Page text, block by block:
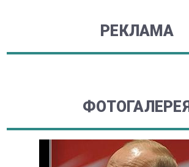
РЕКЛАМА
ФОТОГАЛЕРЕЯ